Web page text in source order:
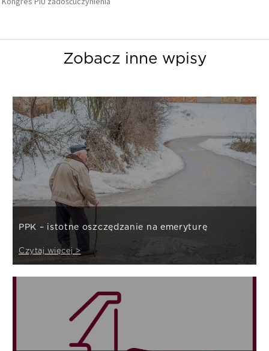
Zobacz inne wpisy
PPK – istotne oszczędzanie na emeryturę
Czytaj więcej >